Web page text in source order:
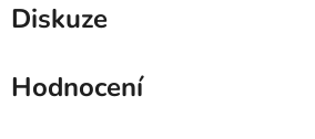
Diskuze
Hodnocení